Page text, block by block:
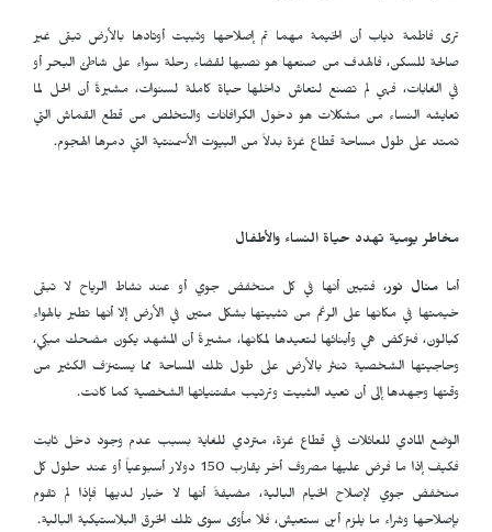
ترى فاطمة دياب أن الخيمة مهما تم إصلاحها وثبيت أوتادها بالأرض تبقى غير
صالحة للسكن، فالهدف من صنعها هو نصبها لقضاء رحلة سواء على شاطئ البحر أو
في الغابات، فهي لم تصنع لتعاش داخلها حياة كاملة لسنوات، مشيرةً أن الحل لما
تعايشه النساء من مشكلات هو دخول الكرافانات والتخلص من قطع القماش التي
تمتد على طول مساحة قطاع غزة بدلاً من البيوت الأسمنتية التي دمرها الهجوم.
مخاطر يومية تهدد حياة النساء والأطفال
أما منال نور، فتبين أنها في كل منخفض جوي أو عند نشاط الرياح لا تبقى
خيمتها في مكانها على الرغم من تثبيتها بشكل متين في الأرض إلا أنها تطير بالهواء
كبالون، فتركض هي وأبنائها لتعيدها لمكانها، مشيرةً أن المشهد يكون مضحك مبكي،
وحاجيتها الشخصية تنثر بالأرض على طول تلك المساحة مما يستنزف الكثير من
وقتها وجهدها إلى أن تعيد الثبيت وترتيب مقتنياتها الشخصية كما كانت.
الوضع المادي للعائلات في قطاع غزة، متردي للغاية بسبب عدم وجود دخل ثابت
فكيف إذا ما فرض عليها مصروف أخر يقارب 150 دولار أسبوعياً أو عند حلول كل
منخفض جوي لإصلاح الخيام البالية، مضيفةً أنها لا خيار لديها فإذا لم تقوم
بإصلاحها وشراء ما يلزم أين ستعيش، فلا مأوى سوى تلك الخرق البلاستيكية البالية.